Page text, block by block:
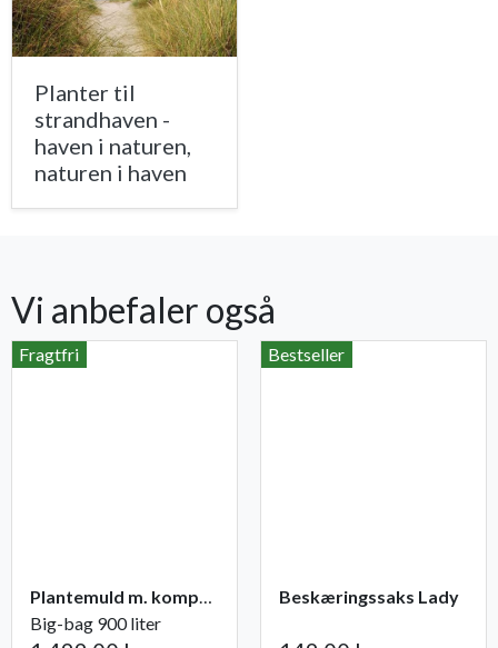
Planter til
strandhaven -
haven i naturen,
naturen i haven
Vi anbefaler også
Fragtfri
Plantemuld m. kompost fra Champost
Big-bag 900 liter
Bestseller
Beskæringssaks Lady